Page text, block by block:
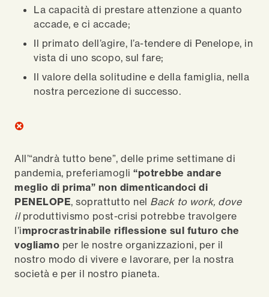
La capacità di prestare attenzione a quanto
accade, e ci accade;
Il primato dell’agire, l’a-tendere di Penelope, in
vista di uno scopo, sul fare;
Il valore della solitudine e della famiglia, nella
nostra percezione di successo.
All’“andrà tutto bene”, delle prime settimane di
pandemia, preferiamogli “potrebbe andare
meglio di prima” non dimenticandoci di
PENELOPE, soprattutto nel Back to work, dove
ilproduttivismo post-crisi potrebbe travolgere
l’improcrastrinabile riflessione sul futuro che
vogliamo per le nostre organizzazioni, per il
nostro modo di vivere e lavorare, per la nostra
società e per il nostro pianeta.